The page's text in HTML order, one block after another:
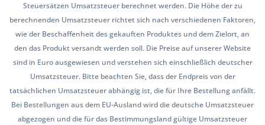
Steuersätzen Umsatzsteuer berechnet werden. Die Höhe der zu
berechnenden Umsatzsteuer richtet sich nach verschiedenen Faktoren,
wie der Beschaffenheit des gekauften Produktes und dem Zielort, an
den das Produkt versandt werden soll. Die Preise auf unserer Website
sind in Euro ausgewiesen und verstehen sich einschließlich deutscher
Umsatzsteuer. Bitte beachten Sie, dass der Endpreis von der
tatsächlichen Umsatzsteuer abhängig ist, die für Ihre Bestellung anfällt.
Bei Bestellungen aus dem EU-Ausland wird die deutsche Umsatzsteuer
abgezogen und die für das Bestimmungsland gültige Umsatzsteuer